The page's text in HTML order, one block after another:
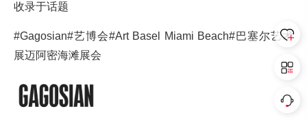
收录于话题
#Gagosian#艺博会#Art Basel Miami Beach#巴塞尔艺术
展迈阿密海滩展会